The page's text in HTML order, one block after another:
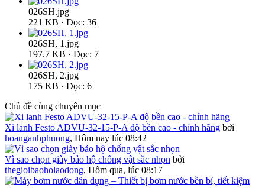
026SH.jpg
221 KB · Đọc: 36
026SH, 1.jpg
197.7 KB · Đọc: 7
026SH, 2.jpg
175 KB · Đọc: 6
Chủ đề cùng chuyên mục
Xi lanh Festo ADVU-32-15-P-A độ bền cao - chính hãng bởi
hoanganhphuong, Hôm nay lúc 08:42
Vì sao chọn giày bảo hộ chống vật sắc nhọn bởi
thegioibaoholaodong, Hôm qua, lúc 08:17